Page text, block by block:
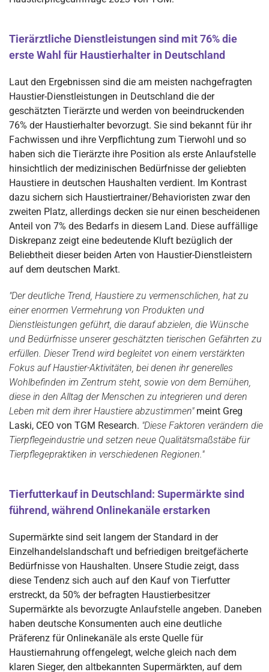
Tierärztliche Dienstleistungen sind mit 76% die
erste Wahl für Haustierhalter in Deutschland
Laut den Ergebnissen sind die am meisten nachgefragten
Haustier-Dienstleistungen in Deutschland die der
geschätzten Tierärzte und werden von beeindruckenden
76% der Haustierhalter bevorzugt. Sie sind bekannt für ihr
Fachwissen und ihre Verpflichtung zum Tierwohl und so
haben sich die Tierärzte ihre Position als erste Anlaufstelle
hinsichtlich der medizinischen Bedürfnisse der geliebten
Haustiere in deutschen Haushalten verdient. Im Kontrast
dazu sichern sich Haustiertrainer/Behavioristen zwar den
zweiten Platz, allerdings decken sie nur einen bescheidenen
Anteil von 7% des Bedarfs in diesem Land. Diese auffällige
Diskrepanz zeigt eine bedeutende Kluft bezüglich der
Beliebtheit dieser beiden Arten von Haustier-Dienstleistern
auf dem deutschen Markt.
"Der deutliche Trend, Haustiere zu vermenschlichen, hat zu
einer enormen Vermehrung von Produkten und
Dienstleistungen geführt, die darauf abzielen, die Wünsche
und Bedürfnisse unserer geschätzten tierischen Gefährten zu
erfüllen. Dieser Trend wird begleitet von einem verstärkten
Fokus auf Haustier-Aktivitäten, bei denen ihr generelles
Wohlbefinden im Zentrum steht, sowie von dem Bemühen,
diese in den Alltag der Menschen zu integrieren und deren
Leben mit dem ihrer Haustiere abzustimmen"meint Greg
Laski, CEO von TGM Research. "Diese Faktoren verändern die
Tierpflegeindustrie und setzen neue Qualitätsmaßstäbe für
Tierpflegepraktiken in verschiedenen Regionen."
Tierfutterkauf in Deutschland: Supermärkte sind
führend, während Onlinekanäle erstarken
Supermärkte sind seit langem der Standard in der
Einzelhandelslandschaft und befriedigen breitgefächerte
Bedürfnisse von Haushalten. Unsere Studie zeigt, dass
diese Tendenz sich auch auf den Kauf von Tierfutter
erstreckt, da 50% der befragten Haustierbesitzer
Supermärkte als bevorzugte Anlaufstelle angeben. Daneben
haben deutsche Konsumenten auch eine deutliche
Präferenz für Onlinekanäle als erste Quelle für
Haustiernahrung offengelegt, welche gleich nach dem
klaren Sieger, den altbekannten Supermärkten, auf dem